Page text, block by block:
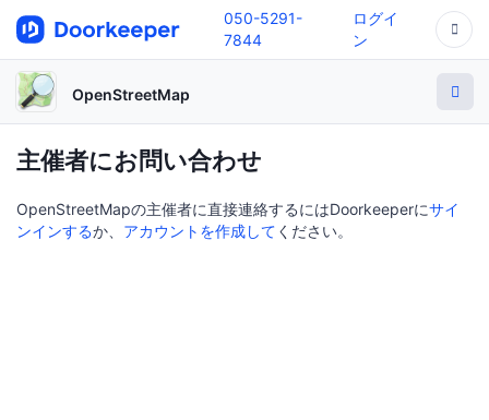
050-5291-
7844
ログイ
ン
OpenStreetMap
主催者にお問い合わせ
OpenStreetMapの主催者に直接連絡するにはDoorkeeperにサイ
ンインするか、 アカウントを作成して ください。